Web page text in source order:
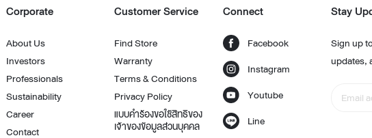
Corporate
About Us
Investors
Professionals
Sustainability
Career
Contact
Customer Service
Find Store
Warranty
Terms & Conditions
Privacy Policy
แบบคำร้องขอใช้สิทธิของ
เจ้าของข้อมูลส่วนบุคคล
Connect
Facebook
Instagram
Youtube
Line
Stay
Sign up
updates,